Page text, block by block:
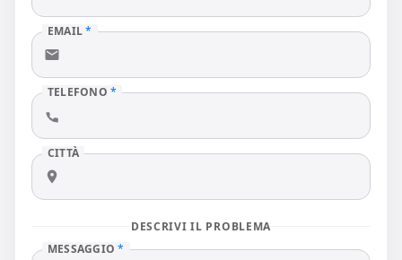
EMAIL*
TELEFONO*
CITTÀ
DESCRIVI IL PROBLEMA
MESSAGGIO*